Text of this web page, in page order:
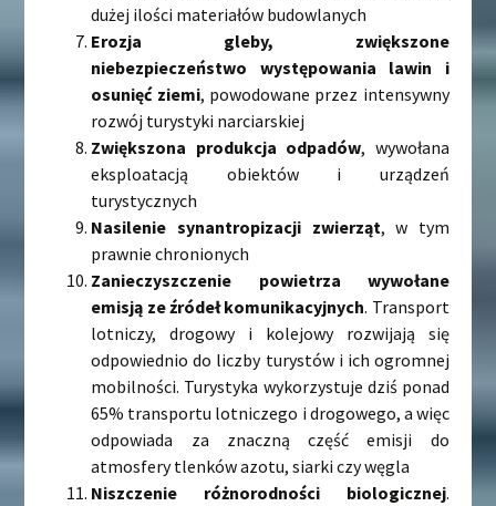
dużej ilości materiałów budowlanych
Erozja gleby, zwiększone
niebezpieczeństwo występowania lawin i
osunięć ziemi, powodowane przez intensywny
rozwój turystyki narciarskiej
Zwiększona produkcja odpadów, wywołana
eksploatacją obiektów i urządzeń
turystycznych
Nasilenie synantropizacji zwierząt, w tym
prawnie chronionych
Zanieczyszczenie powietrza wywołane
emisją ze źródeł komunikacyjnych. Transport
lotniczy, drogowy i kolejowy rozwijają się
odpowiednio do liczby turystów i ich ogromnej
mobilności. Turystyka wykorzystuje dziś ponad
65% transportu lotniczego i drogowego, a więc
odpowiada za znaczną część emisji do
atmosfery tlenków azotu, siarki czy węgla
Niszczenie różnorodności biologicznej.